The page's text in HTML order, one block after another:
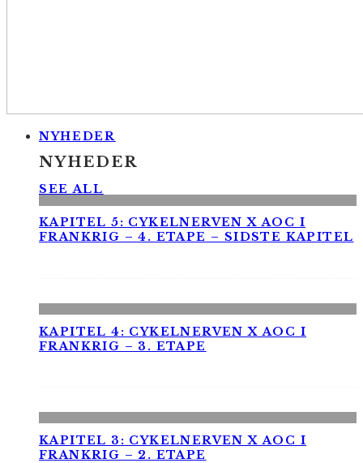
NYHEDER
NYHEDER
SEE ALL
KAPITEL 5: CYKELNERVEN X AOC I
FRANKRIG – 4. ETAPE – SIDSTE KAPITEL
KAPITEL 4: CYKELNERVEN X AOC I
FRANKRIG – 3. ETAPE
KAPITEL 3: CYKELNERVEN X AOC I
FRANKRIG – 2. ETAPE